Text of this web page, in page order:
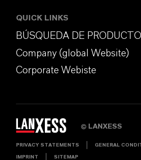
QUICK LINKS
BÚSQUEDA DE
Company (global Website)
Corporate Webiste
© LANXESS
PRIVACY STATEMENTS GENERAL
IMPRINT SITEMAP